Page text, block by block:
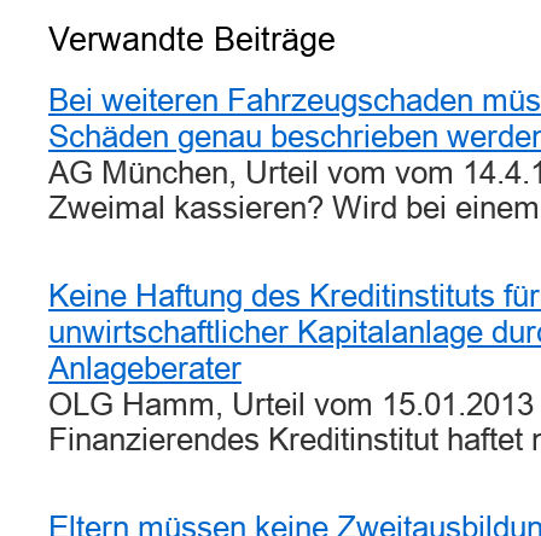
Verwandte Beiträge
Bei weiteren Fahrzeugschaden
Schäden genau beschrieben
AG München, Urteil vom vom
Zweimal kassieren? Wird bei
Keine Haftung des Kreditinstituts
unwirtschaftlicher Kapitalanlage
Anlageberater
OLG Hamm, Urteil vom
Finanzierendes Kreditinstitut
Eltern müssen keine